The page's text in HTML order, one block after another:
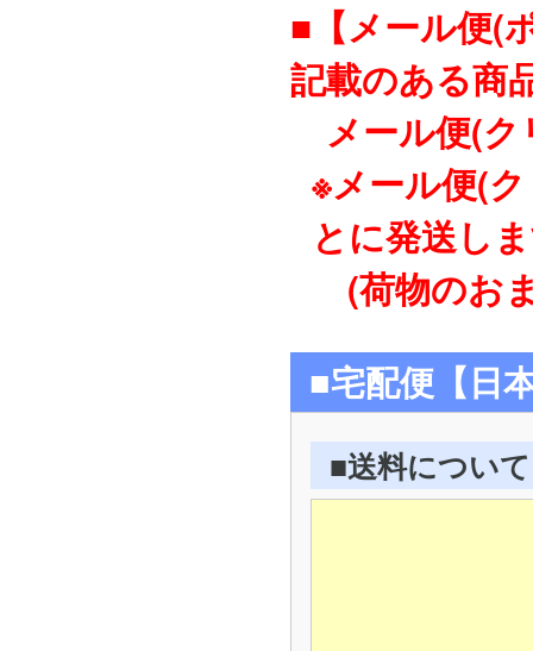
■【メール便(
記載のある商
メール便(ク
※メール便(
とに発送し
(荷物のお
■宅配便【日
■送料について